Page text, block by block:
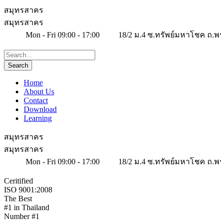
สมุทรสาคร
สมุทรสาคร
Mon - Fri 09:00 - 17:00
18/2 ม.4 ซ.ทรัพย์มหาโชค ถ.
Home
About Us
Contact
Download
Learning
สมุทรสาคร
สมุทรสาคร
Mon - Fri 09:00 - 17:00
18/2 ม.4 ซ.ทรัพย์มหาโชค ถ.
Ceritified
ISO 9001:2008
The Best
#1 in Thailand
Number #1